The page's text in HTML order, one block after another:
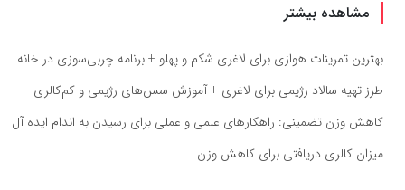
مشاهده بیشتر
بهترین تمرینات هوازی برای لاغری شکم و پهلو + برنامه چربی‌سوزی در خانه
طرز تهیه سالاد رژیمی برای لاغری + آموزش سس‌های رژیمی و کم‌کالری
کاهش وزن تضمینی: راهکارهای علمی و عملی برای رسیدن به اندام ایده آل
میزان کالری دریافتی برای کاهش وزن